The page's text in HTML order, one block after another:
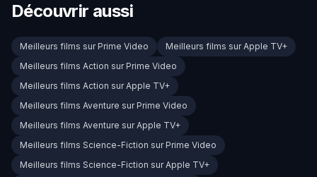
Découvrir aussi
Meilleurs films sur Prime Video
Meilleurs films sur Apple TV+
Meilleurs films Action sur Prime Video
Meilleurs films Action sur Apple TV+
Meilleurs films Aventure sur Prime Video
Meilleurs films Aventure sur Apple TV+
Meilleurs films Science-Fiction sur Prime Video
Meilleurs films Science-Fiction sur Apple TV+